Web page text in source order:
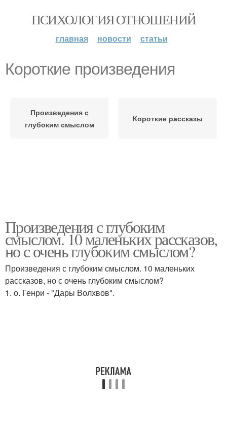
ПСИХОЛОГИЯ ОТНОШЕНИЙ
главная новости статьи
Короткие произведения
Произведения с
глубоким смыслом
Короткие рассказы
Произведения с глубоким
смыслом. 10 маленьких рассказов,
но с очень глубоким смыслом?
Произведения с глубоким смыслом. 10 маленьких
рассказов, но с очень глубоким смыслом?
1. о. Генри - "Дары Волхвов".